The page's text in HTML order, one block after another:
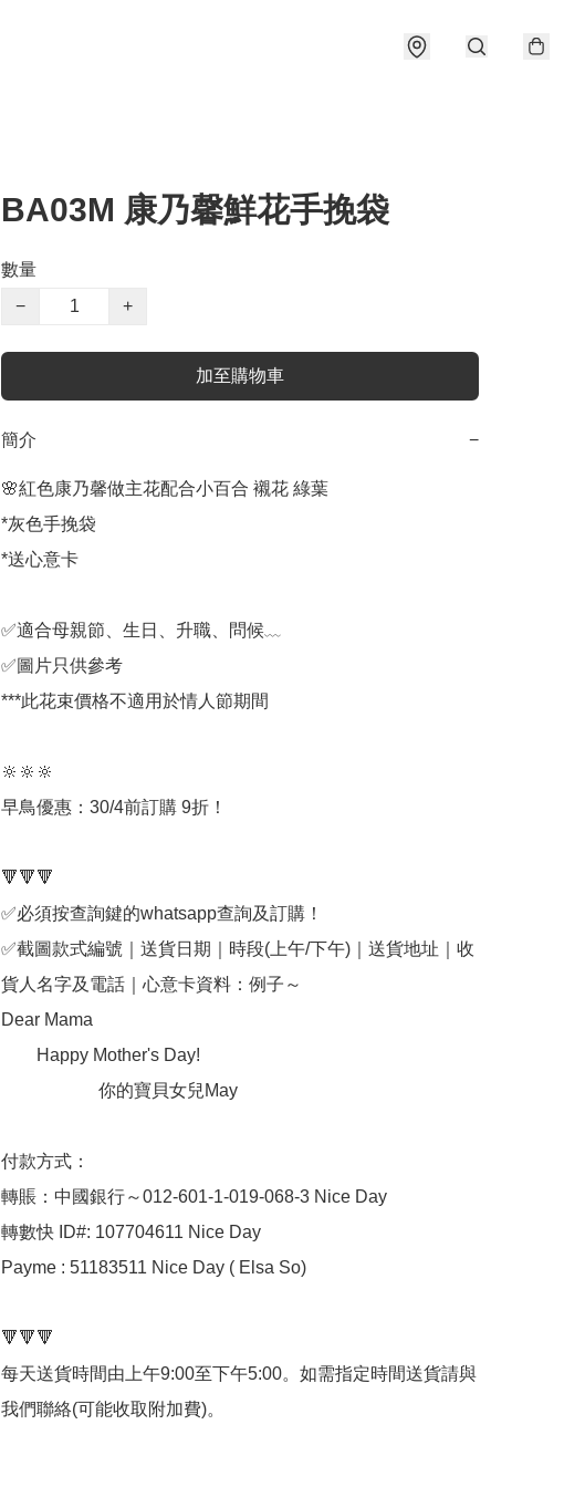
BA03M 康乃馨鮮花手挽袋
數量
−
+
加至購物車
簡介 −
🌸紅色康乃馨做主花配合小百合 襯花 綠葉
*灰色手挽袋
*送心意卡
✅適合母親節、生日、升職、問候﹏
✅圖片只供參考
***此花束價格不適用於情人節期間
🔆🔆🔆
早鳥優惠：30/4前訂購 9折！
🔻🔻🔻
✅必須按查詢鍵的whatsapp查詢及訂購！
✅截圖款式編號｜送貨日期｜時段(上午/下午)｜送貨地址｜收
貨人名字及電話｜心意卡資料：例子～
Dear Mama
付款方式：
轉賬：中國銀行～012-601-1-019-068-3 Nice Day
轉數快 ID#: 107704611 Nice Day
Payme : 51183511 Nice Day ( Elsa So)
🔻🔻🔻
每天送貨時間由上午9:00至下午5:00。如需指定時間送貨請與
我們聯絡(可能收取附加費)。